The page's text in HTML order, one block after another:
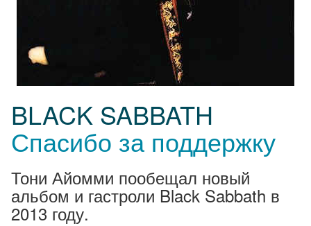
BLACK SABBATH
Спасибо за поддержку
Тони Айомми пообещал новый
альбом и гастроли Black Sabbath в
2013 году.